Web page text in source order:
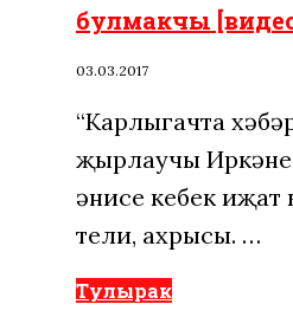
булмакчы
03.03.2017
“Карлыгачта
җырлаучы
әнисе кебек
тели, ахрысы. …
Тулырак